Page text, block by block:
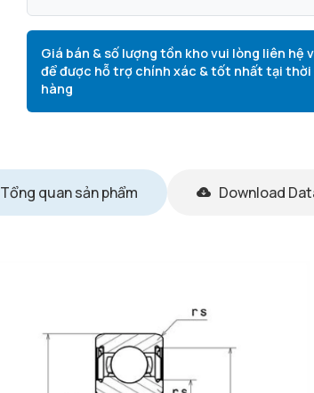
Giá bán & số lượng tồn kho vui lòng liên hệ
để được hỗ trợ chính xác & tốt nhất tại thời
hàng
Tổng quan sản phẩm Download